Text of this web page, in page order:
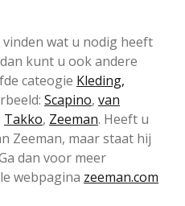
wat u nodig heeft
kunt u ook andere
cateogie Kleding,
Scapino, van
Takko, Zeeman. Heeft u
Zeeman, maar staat hij
dan voor meer
webpagina zeeman.com